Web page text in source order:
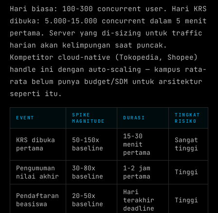
Hari biasa: 100-300 concurrent user. Hari KRS
dibuka: 5.000-15.000 concurrent dalam 5 menit
pertama. Server yang di-sizing untuk traffic
harian akan kelimpungan saat puncak.
Kompetitor cloud-native (Tokopedia, Shopee)
handle ini dengan auto-scaling — kampus rata-
rata belum punya budget/SDM untuk arsitektur
seperti itu.
EVENT
SPIKE
MAGNITUDE
DURASI
TINGKAT
RISIKO
KRS dibuka
pertama
50-150x
baseline
15-30
menit
pertama
Sangat
tinggi
Pengumuman
nilai akhir
30-80x
baseline
1-2 jam
pertama
Tinggi
Pendaftaran
beasiswa
20-50x
baseline
Hari
terakhir
deadline
Tinggi